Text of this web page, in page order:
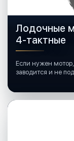
Лодочные
4-тактные
Если нужен
заводится и не